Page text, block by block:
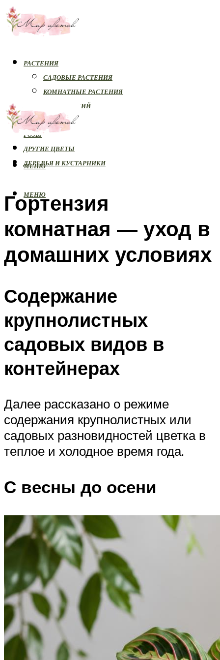
РАСТЕНИЯ
САДОВЫЕ РАСТЕНИЯ
КОМНАТНЫЕ РАСТЕНИЯ
БОЛЕЗНИ РАСТЕНИЙ
ОРХИДЕИ
РОЗЫ
ДРУГИЕ ЦВЕТЫ
ДЕРЕВЬЯ И КУСТАРНИКИ
МЕНЮ
МЕНЮ
Гортензия
комнатная — уход в
домашних условиях
Содержание
крупнолистных
садовых видов в
контейнерах
Далее рассказано о режиме
содержания крупнолистных или
садовых разновидностей цветка в
теплое и холодное время года.
С весны до осени